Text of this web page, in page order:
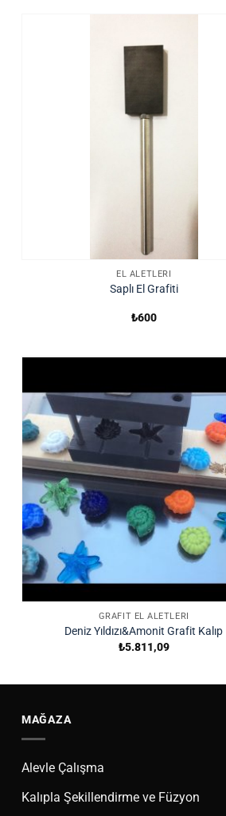
EL ALETLERI
Saplı El Grafiti
₺600
GRAFIT EL ALETLERI
Deniz Yıldızı&Amonit Grafit Kalıp
₺5.811,09
MAĞAZA
Alevle Çalışma
Kalıpla Şekillendirme ve Füzyon